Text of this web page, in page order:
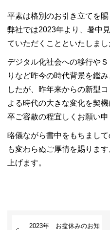
平素は格別のお引き立てを賜
弊社では2023年より、暑中
ていただくことといたしまし
デジタル化社会への移行や
りなど昨今の時代背景を鑑
したが、 昨年来からの新型
よる時代の大きな変化を契
卒ご容赦の程宜しくお願い申
略儀ながら書中をもちまし
も変わらぬご厚情を賜りま
上げます。
2023年 お盆休みのお知